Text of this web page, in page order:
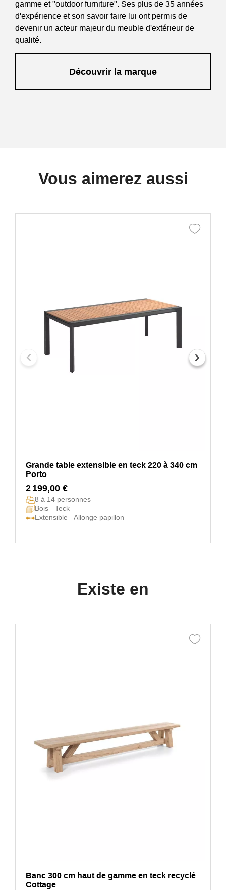
gamme et "outdoor furniture". Ses plus de 35 années
d'expérience et son savoir faire lui ont permis de
devenir un acteur majeur du meuble d'extérieur de
qualité.
Découvrir la marque
Vous aimerez aussi
Grande table extensible en teck 220 à 340 cm
Porto
2 199,00 €
8 à 14 personnes
Bois - Teck
Extensible - Allonge papillon
Existe en
Banc 300 cm haut de gamme en teck recyclé
Cottage